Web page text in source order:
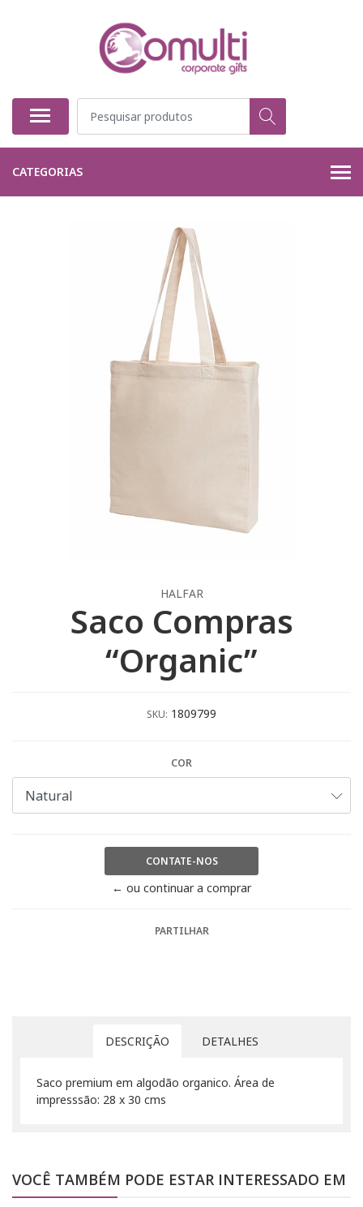
CATEGORIAS
HALFAR
Saco Compras
“Organic”
SKU: 1809799
COR
CONTATE-NOS
← ou continuar a comprar
PARTILHAR
DESCRIÇÃO DETALHES
Saco premium em algodão organico. Área de
impresssão: 28 x 30 cms
VOCÊ TAMBÉM PODE ESTAR INTERESSADO EM